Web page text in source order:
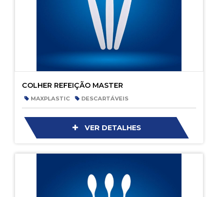
COLHER REFEIÇÃO MASTER
MAXPLASTIC DESCARTÁVEIS
VER DETALHES